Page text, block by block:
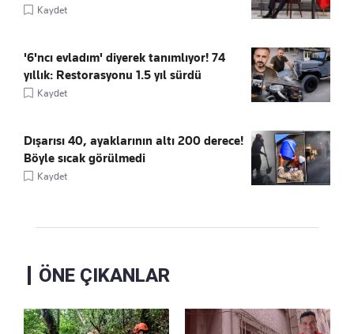
Kaydet
'6'ncı evladım' diyerek tanımlıyor! 74
yıllık: Restorasyonu 1.5 yıl sürdü
Kaydet
Dışarısı 40, ayaklarının altı 200 derece!
Böyle sıcak görülmedi
Kaydet
ÖNE ÇIKANLAR